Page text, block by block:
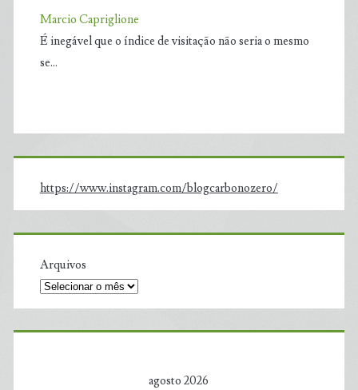
Marcio Capriglione
É inegável que o índice de visitação não seria o mesmo
se…
https://www.instagram.com/blogcarbonozero/
Arquivos
agosto 2026